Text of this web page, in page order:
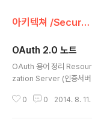
아키텍쳐 /Security & IDM
OAuth 2.0 노트
OAuth 용어 정리
zation Server (인증서
ant flow 가장 많이 권장되
0 0 2014. 8. 11.